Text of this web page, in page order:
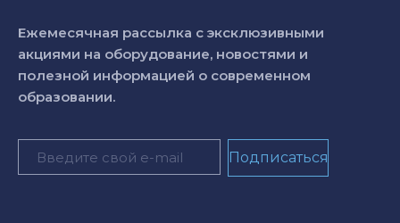
Ежемесячная рассылка с эксклюзивными
акциями на оборудование, новостями и
полезной информацией о современном
образовании.